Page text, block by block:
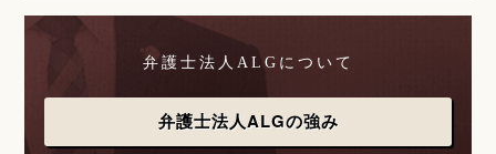
弁護士法人ALGについて
弁護士法人ALGの強み